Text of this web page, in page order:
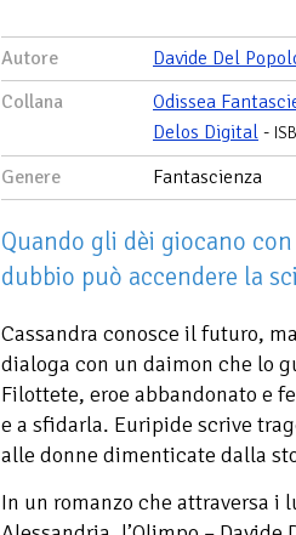
Autore
Davide Del
Collana
Odissea
Delos Digital -
Genere Fantascienza
Quando gli dèi giocano
dubbio può accendere la
Cassandra conosce il futuro,
dialoga con un daimon che lo
Filottete, eroe abbandonato e
e a sfidarla. Euripide scrive
alle donne dimenticate dalla
In un romanzo che attraversa i